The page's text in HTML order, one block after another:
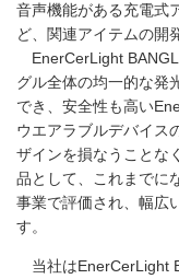
音声機能がある充電式
ど、関連アイテムの開
EnerCerLight
グル全体の均一的な発
でき、安全性も高い
ウエアラブルデバイス
ザインを損なうことな
品として、これまでに
事業で評価され、幅広
す。
当社はEnerCerLight